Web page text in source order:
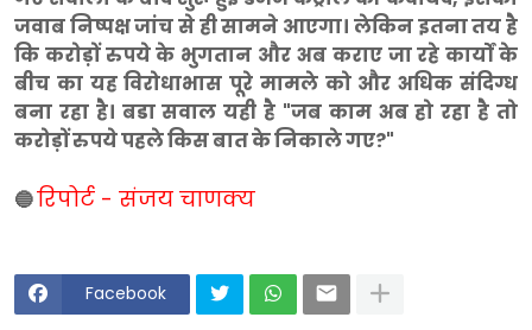
जवाब निष्पक्ष जांच से ही सामने आएगा। लेकिन इतना तय है
कि करोड़ों रुपये के भुगतान और अब कराए जा रहे कार्यों के
बीच का यह विरोधाभास पूरे मामले को और अधिक संदिग्ध
बना रहा है। बडा सवाल यही है "जब काम अब हो रहा है तो
करोड़ों रुपये पहले किस बात के निकाले गए?"
🔵रिपोर्ट - संजय चाणक्य
Facebook